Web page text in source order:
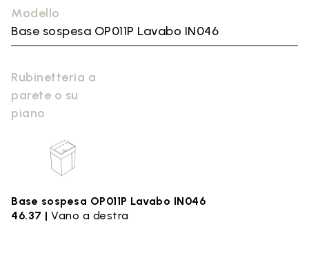
Modello
Base sospesa OP011P Lavabo IN046
Rubinetteria a
parete o su
piano
Base sospesa OP011P Lavabo IN046
46.37 | Vano a destra